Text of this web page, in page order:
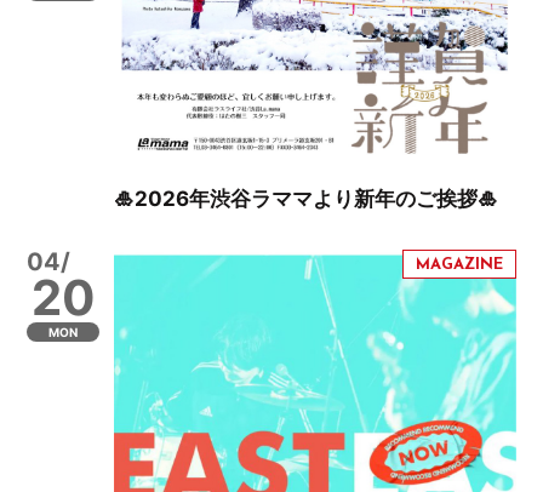
🎍2026年渋谷ラママより新年のご挨拶🎍
04/
20
MON